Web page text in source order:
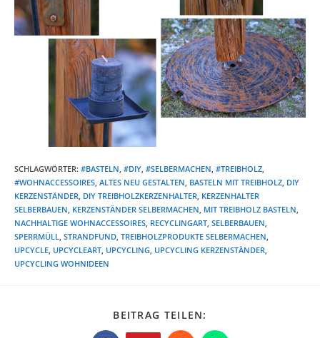
SCHLAGWÖRTER: #BASTELN, #DIY, #SELBERMACHEN, #TREIBHOLZ,
#WOHNACCESSOIRES, ALTES NEU GESTALTEN, BASTELN MIT TREIBHOLZ, DIY
KERZENSTÄNDER, DIY TREIBHOLZKERZENHALTER, KERZENHALTER
SELBERBAUEN, KERZENSTÄNDER SELBERMACHEN, MIT TREIBHOLZ BASTELN,
NACHHALTIGE WOHNACCESSOIRES, RECYCLINGART, SELBERBAUEN,
SPERRMÜLL, STRANDFUND, TREIBHOLZPRODUKTE SELBERMACHEN,
UPCYCLE, UPCYCLEART, UPCYCLING, UPCYCLING KERZENSTÄNDER,
UPCYCLING WOHNIDEEN
BEITRAG TEILEN:
INHALT